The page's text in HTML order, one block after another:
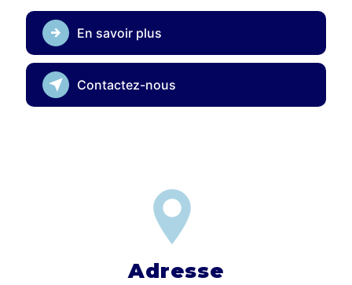
En savoir plus
Contactez-nous
Adresse